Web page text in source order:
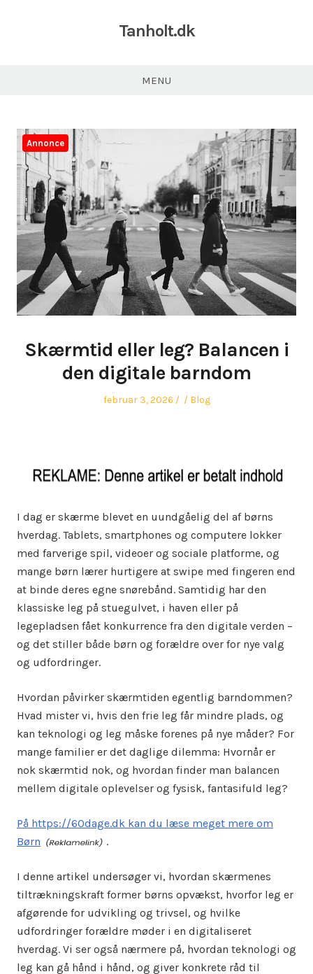
Tanholt.dk
MENU
Annonce
Skærmtid eller leg? Balancen i
den digitale barndom
Posted
februar 3, 2026 Author
Posted
Blog
I dag er skærme blevet en uundgåelig del af børns
hverdag. Tablets, smartphones og computere lokker
med farverige spil, videoer og sociale platforme, og
mange børn lærer hurtigere at swipe med fingeren end
at binde deres egne snørebånd. Samtidig har den
klassiske leg på stuegulvet, i haven eller på
legepladsen fået konkurrence fra den digitale verden –
og det stiller både børn og forældre over for nye valg
og udfordringer.
Hvordan påvirker skærmtiden egentlig barndommen?
Hvad mister vi, hvis den frie leg får mindre plads, og
kan teknologi og leg måske forenes på nye måder? For
mange familier er det daglige dilemma: Hvornår er
nok skærmtid nok, og hvordan finder man balancen
mellem digitale oplevelser og fysisk, fantasifuld leg?
På https://60dage.dk kan du læse meget mere om
Børn
.
I denne artikel undersøger vi, hvordan skærmenes
tiltrækningskraft former børns opvækst, hvorfor leg er
afgørende for udvikling og trivsel, og hvilke
udfordringer forældre møder i en digitaliseret
hverdag. Vi ser også nærmere på, hvordan teknologi og
leg kan gå hånd i hånd, og giver konkrete råd til